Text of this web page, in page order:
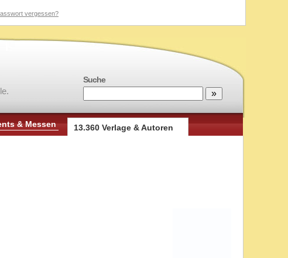
vergessen?
Suche
& Messen 13.360 Verlage & Autoren